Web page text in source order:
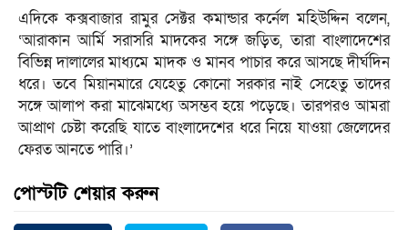
এদিকে কক্সবাজার রামুর সেক্টর কমান্ডার কর্নেল মহিউদ্দিন বলেন,
‘আরাকান আর্মি সরাসরি মাদকের সঙ্গে জড়িত, তারা বাংলাদেশের
বিভিন্ন দালালের মাধ্যমে মাদক ও মানব পাচার করে আসছে দীর্ঘদিন
ধরে। তবে মিয়ানমারে যেহেতু কোনো সরকার নাই সেহেতু তাদের
সঙ্গে আলাপ করা মাঝেমধ্যে অসম্ভব হয়ে পড়েছে। তারপরও আমরা
আপ্রাণ চেষ্টা করেছি যাতে বাংলাদেশের ধরে নিয়ে যাওয়া জেলেদের
ফেরত আনতে পারি।’
পোস্টটি শেয়ার করুন